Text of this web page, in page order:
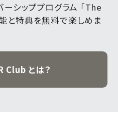
シッププログラム 「The
と特典を無料で楽しめま
Club とは？